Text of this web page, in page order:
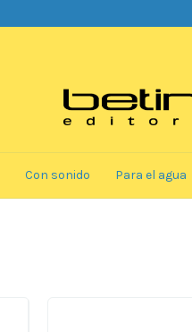
Con sonido Para el agua